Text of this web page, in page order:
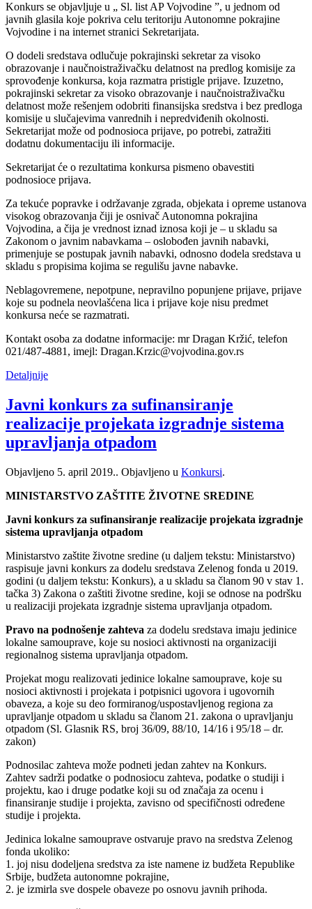
Konkurs se objavljuje u „ Sl. list AP Vojvodine ”, u jednom od
javnih glasila koje pokriva celu teritoriju Autonomne pokrajine
Vojvodine i na internet stranici Sekretarijata.
O dodeli sredstava odlučuje pokrajinski sekretar za visoko
obrazovanje i naučnoistraživačku delatnost na predlog komisije za
sprovođenje konkursa, koja razmatra pristigle prijave. Izuzetno,
pokrajinski sekretar za visoko obrazovanje i naučnoistraživačku
delatnost može rešenjem odobriti finansijska sredstva i bez predloga
komisije u slučajevima vanrednih i nepredviđenih okolnosti.
Sekretarijat može od podnosioca prijave, po potrebi, zatražiti
dodatnu dokumentaciju ili informacije.
Sekretarijat će o rezultatima konkursa pismeno obavestiti
podnosioce prijava.
Za tekuće popravke i održavanje zgrada, objekata i opreme ustanova
visokog obrazovanja čiji je osnivač Autonomna pokrajina
Vojvodina, a čija je vrednost iznad iznosa koji je – u skladu sa
Zakonom o javnim nabavkama – oslobođen javnih nabavki,
primenjuje se postupak javnih nabavki, odnosno dodela sredstava u
skladu s propisima kojima se regulišu javne nabavke.
Neblagovremene, nepotpune, nepravilno popunjene prijave, prijave
koje su podnela neovlašćena lica i prijave koje nisu predmet
konkursa neće se razmatrati.
Kontakt osoba za dodatne informacije: mr Dragan Kržić, telefon
021/487-4881, imejl: Dragan.Krzic@vojvodina.gov.rs
Detaljnije
Javni konkurs za sufinansiranje
realizacije projekata izgradnje sistema
upravljanja otpadom
Objavljeno 5. april 2019.. Objavljeno u Konkursi.
MINISTARSTVO ZAŠTITE ŽIVOTNE SREDINE
Javni konkurs za sufinansiranje realizacije projekata izgradnje
sistema upravljanja otpadom
Ministarstvo zaštite životne sredine (u daljem tekstu: Ministarstvo)
raspisuje javni konkurs za dodelu sredstava Zelenog fonda u 2019.
godini (u daljem tekstu: Konkurs), a u skladu sa članom 90 v stav 1.
tačka 3) Zakona o zaštiti životne sredine, koji se odnose na podršku
u realizaciji projekata izgradnje sistema upravljanja otpadom.
Pravo na podnošenje zahteva za dodelu sredstava imaju jedinice
lokalne samouprave, koje su nosioci aktivnosti na organizaciji
regionalnog sistema upravljanja otpadom.
Projekat mogu realizovati jedinice lokalne samouprave, koje su
nosioci aktivnosti i projekata i potpisnici ugovora i ugovornih
obaveza, a koje su deo formiranog/uspostavljenog regiona za
upravljanje otpadom u skladu sa članom 21. zakona o upravljanju
otpadom (Sl. Glasnik RS, broj 36/09, 88/10, 14/16 i 95/18 – dr.
zakon)
Podnosilac zahteva može podneti jedan zahtev na Konkurs.
Zahtev sadrži podatke o podnosiocu zahteva, podatke o studiji i
projektu, kao i druge podatke koji su od značaja za ocenu i
finansiranje studije i projekta, zavisno od specifičnosti određene
studije i projekta.
Jedinica lokalne samouprave ostvaruje pravo na sredstva Zelenog
fonda ukoliko:
1. joj nisu dodeljena sredstva za iste namene iz budžeta Republike
Srbije, budžeta autonomne pokrajine,
2. je izmirla sve dospele obaveze po osnovu javnih prihoda.